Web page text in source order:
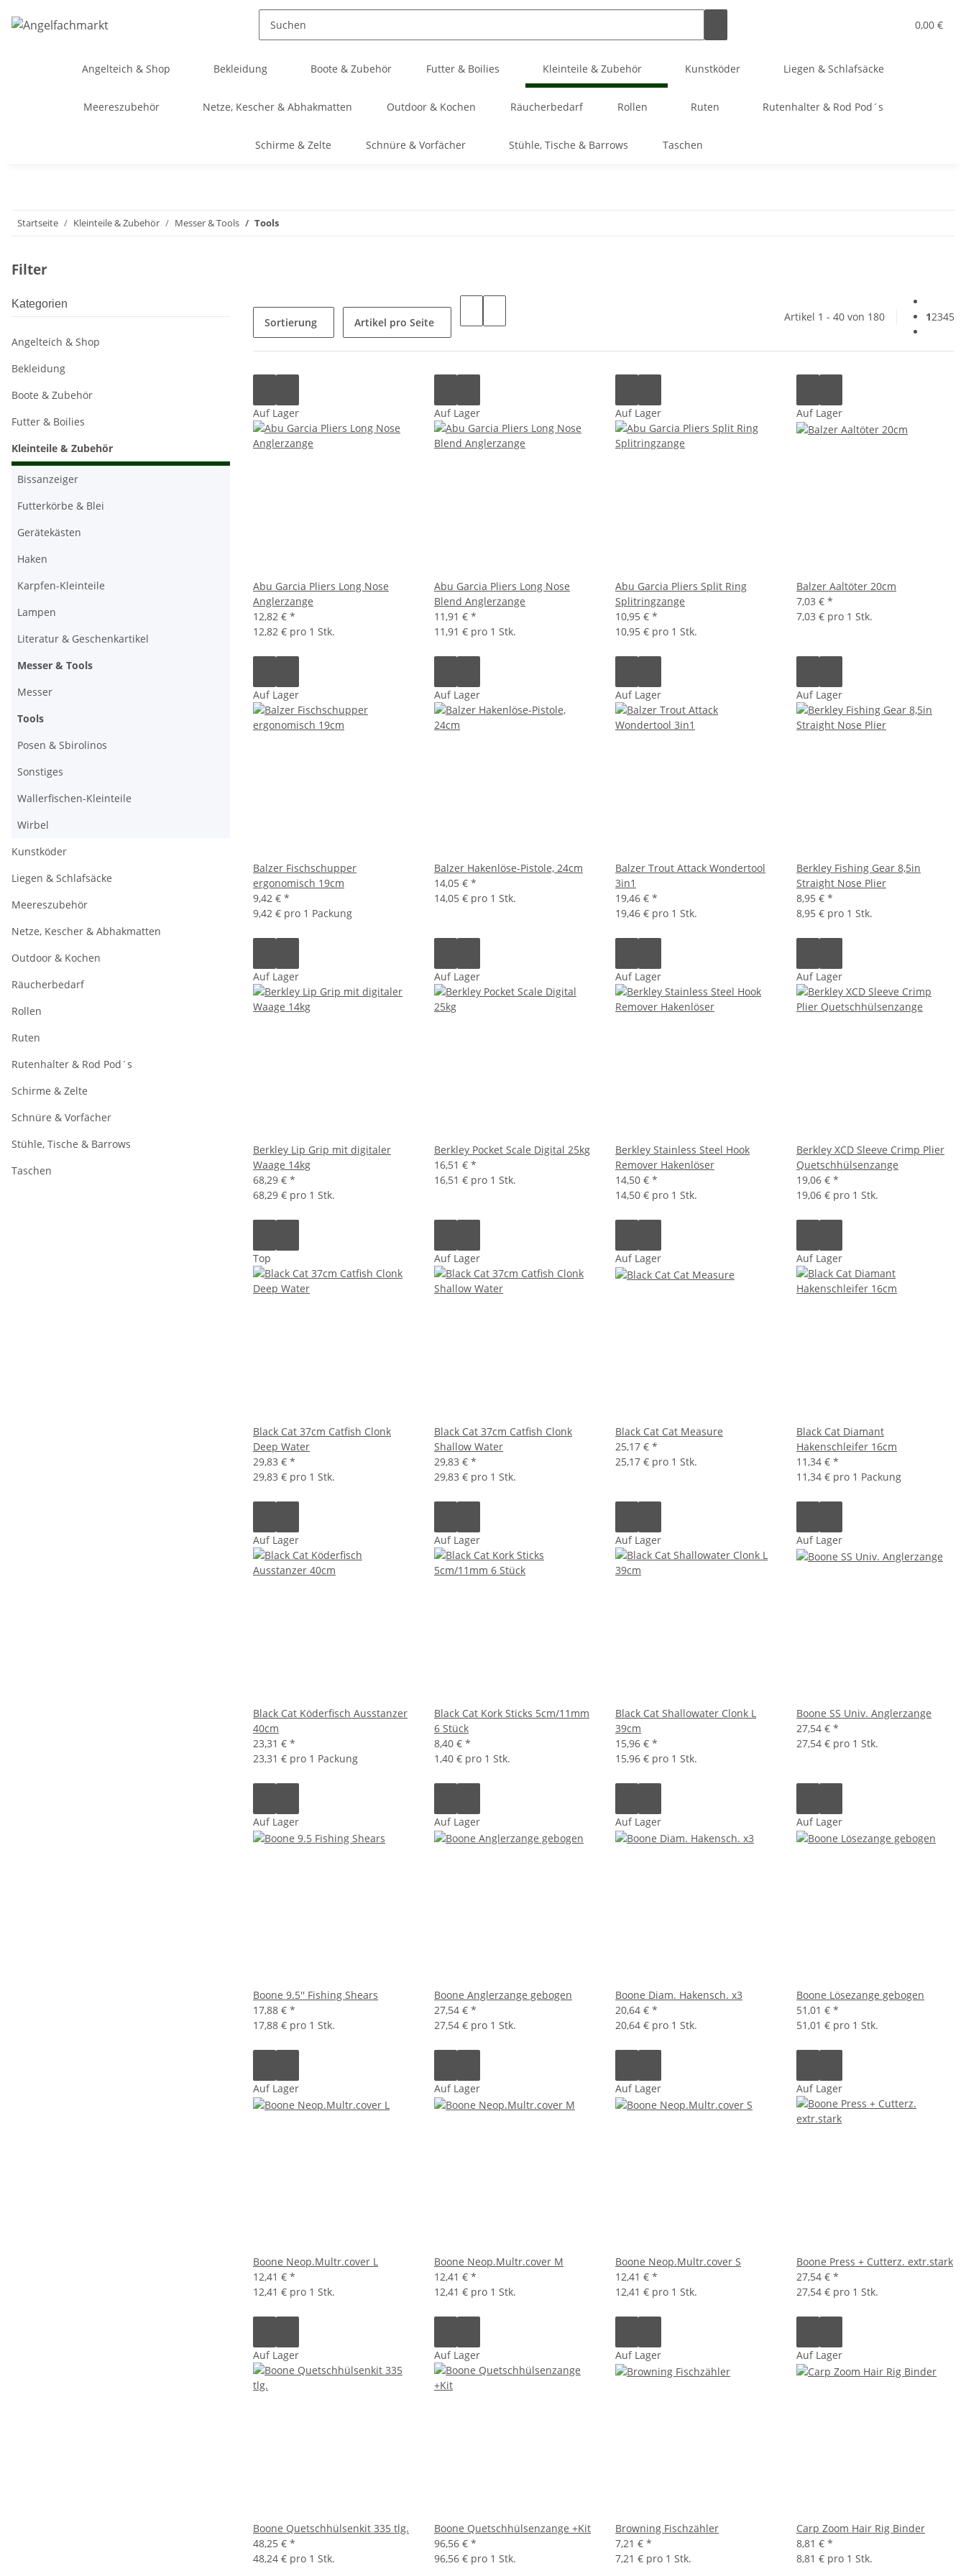
0,00 €
Angelteich & Shop Bekleidung Boote & Zubehör Futter & Boilies Kleinteile & Zubehör Kunstköder Liegen & Schlafsäcke
Meereszubehör Netze, Kescher & Abhakmatten Outdoor & Kochen Räucherbedarf Rollen Ruten Rutenhalter & Rod Pod´s
Schirme & Zelte Schnüre & Vorfächer Stühle, Tische & Barrows Taschen
Startseite Kleinteile & Zubehör Messer & Tools Tools
Sortierung Artikel pro Seite Artikel 1 - 40 von 180 12345
Auf Lager
Abu Garcia Pliers Long Nose
Anglerzange
12,82 € *
12,82 € pro 1 Stk.
Auf Lager
Abu Garcia Pliers Long Nose
Blend Anglerzange
11,91 € *
11,91 € pro 1 Stk.
Auf Lager
Abu Garcia Pliers Split Ring
Splitringzange
10,95 € *
10,95 € pro 1 Stk.
Auf Lager
Balzer Aaltöter 20cm
7,03 € *
7,03 € pro 1 Stk.
Auf Lager
Balzer Fischschupper
ergonomisch 19cm
9,42 € *
9,42 € pro 1 Packung
Auf Lager
Balzer Hakenlöse-Pistole, 24cm
14,05 € *
14,05 € pro 1 Stk.
Auf Lager
Balzer Trout Attack Wondertool
3in1
19,46 € *
19,46 € pro 1 Stk.
Auf Lager
Berkley Fishing Gear 8,5in
Straight Nose Plier
8,95 € *
8,95 € pro 1 Stk.
Auf Lager
Berkley Lip Grip mit digitaler
Waage 14kg
68,29 € *
68,29 € pro 1 Stk.
Auf Lager
Berkley Pocket Scale Digital 25kg
16,51 € *
16,51 € pro 1 Stk.
Auf Lager
Berkley Stainless Steel Hook
Remover Hakenlöser
14,50 € *
14,50 € pro 1 Stk.
Auf Lager
Berkley XCD Sleeve Crimp Plier
Quetschhülsenzange
19,06 € *
19,06 € pro 1 Stk.
Top
Black Cat 37cm Catfish Clonk
Deep Water
29,83 € *
29,83 € pro 1 Stk.
Auf Lager
Black Cat 37cm Catfish Clonk
Shallow Water
29,83 € *
29,83 € pro 1 Stk.
Auf Lager
Black Cat Cat Measure
25,17 € *
25,17 € pro 1 Stk.
Auf Lager
Black Cat Diamant
Hakenschleifer 16cm
11,34 € *
11,34 € pro 1 Packung
Auf Lager
Black Cat Köderfisch Ausstanzer
40cm
23,31 € *
23,31 € pro 1 Packung
Auf Lager
Black Cat Kork Sticks 5cm/11mm
6 Stück
8,40 € *
1,40 € pro 1 Stk.
Auf Lager
Black Cat Shallowater Clonk L
39cm
15,96 € *
15,96 € pro 1 Stk.
Auf Lager
Boone SS Univ. Anglerzange
27,54 € *
27,54 € pro 1 Stk.
Auf Lager
Boone 9.5'' Fishing Shears
17,88 € *
17,88 € pro 1 Stk.
Auf Lager
Boone Anglerzange gebogen
27,54 € *
27,54 € pro 1 Stk.
Auf Lager
Boone Diam. Hakensch. x3
20,64 € *
20,64 € pro 1 Stk.
Auf Lager
Boone Lösezange gebogen
51,01 € *
51,01 € pro 1 Stk.
Auf Lager
Boone Neop.Multr.cover L
12,41 € *
12,41 € pro 1 Stk.
Auf Lager
Boone Neop.Multr.cover M
12,41 € *
12,41 € pro 1 Stk.
Auf Lager
Boone Neop.Multr.cover S
12,41 € *
12,41 € pro 1 Stk.
Auf Lager
Boone Press + Cutterz. extr.stark
27,54 € *
27,54 € pro 1 Stk.
Auf Lager
Boone Quetschhülsenkit 335 tlg.
48,25 € *
48,24 € pro 1 Stk.
Auf Lager
Boone Quetschhülsenzange +Kit
96,56 € *
96,56 € pro 1 Stk.
Auf Lager
Browning Fischzähler
7,21 € *
7,21 € pro 1 Stk.
Auf Lager
Carp Zoom Hair Rig Binder
8,81 € *
8,81 € pro 1 Stk.
Filter
Kategorien
Angelteich & Shop
Bekleidung
Boote & Zubehör
Futter & Boilies
Kleinteile & Zubehör
Bissanzeiger
Futterkörbe & Blei
Gerätekästen
Haken
Karpfen-Kleinteile
Lampen
Literatur & Geschenkartikel
Messer & Tools
Messer
Tools
Posen & Sbirolinos
Sonstiges
Wallerfischen-Kleinteile
Wirbel
Kunstköder
Liegen & Schlafsäcke
Meereszubehör
Netze, Kescher & Abhakmatten
Outdoor & Kochen
Räucherbedarf
Rollen
Ruten
Rutenhalter & Rod Pod´s
Schirme & Zelte
Schnüre & Vorfächer
Stühle, Tische & Barrows
Taschen